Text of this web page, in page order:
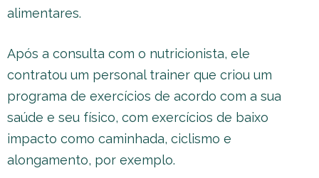
alimentares.
Após a consulta com o nutricionista, ele
contratou um personal trainer que criou um
programa de exercícios de acordo com a sua
saúde e seu físico, com exercícios de baixo
impacto como caminhada, ciclismo e
alongamento, por exemplo.